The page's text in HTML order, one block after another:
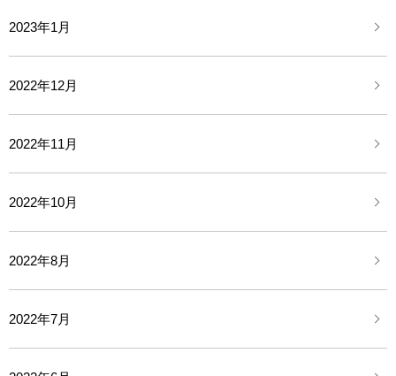
2023年1月
2022年12月
2022年11月
2022年10月
2022年8月
2022年7月